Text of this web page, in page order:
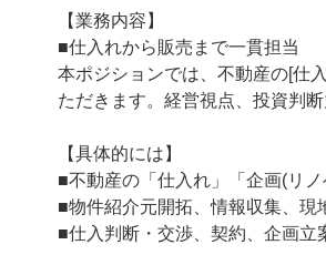
【業務内容】
■仕入れから販売まで一貫担当
本ポジションでは、不動産の[仕
ただきます。経営視点、投資判
【具体的には】
■不動産の「仕入れ」「企画(リ
■物件紹介元開拓、情報収集、現
■仕入判断・交渉、契約、企画